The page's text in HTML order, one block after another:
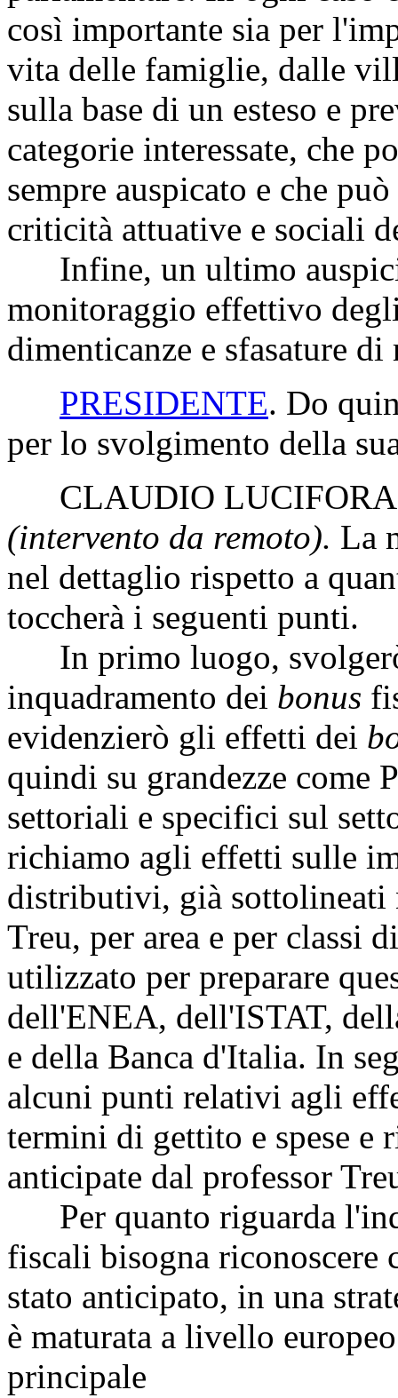
così importante sia per
vita delle famiglie, dalle
sulla base di un esteso e
categorie interessate, che
sempre auspicato e che
criticità attuative e sociali
Infine, un ultimo
monitoraggio effettivo
dimenticanze e sfasature di
PRESIDENTE. Do
per lo svolgimento della
CLAUDIO LUCIFORA
(intervento da remoto). La
nel dettaglio rispetto a
toccherà i seguenti punti.
In primo luogo,
inquadramento dei bonus
evidenzierò gli effetti dei
quindi su grandezze come
settoriali e specifici sul
richiamo agli effetti sulle
distributivi, già sottolineati
Treu, per area e per classi
utilizzato per preparare
dell'ENEA, dell'ISTAT,
e della Banca d'Italia. In
alcuni punti relativi agli
termini di gettito e spese e
anticipate dal professor
Per quanto riguarda
fiscali bisogna riconoscere
stato anticipato, in una
è maturata a livello
principale